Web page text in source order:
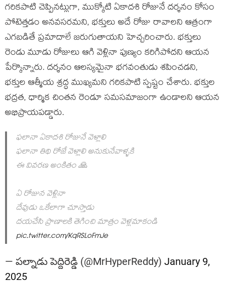
గరికపాటి చెప్పినట్లుగా, ముక్కోటి ఏకాదశి రోజునే దర్శనం కోసం
పోటెత్తడం అనవసరమని, భక్తులు అదే రోజు రావాలని ఆత్రంగా
ఎగబడితే ప్రమాదాలే జరుగుతాయని హెచ్చరించారు. భక్తులు
రెండు మూడు రోజులు ఆగి వెళ్లినా పుణ్యం కరిగిపోదని ఆయన
పేర్కొన్నారు. దర్శనం ఆలస్యమైనా భగవంతుడు శపించడని,
భక్తుల ఆత్మీయ శ్రద్ధ ముఖ్యమని గరికపాటి స్పష్టం చేశారు. భక్తుల
భద్రత, ధార్మిక చింతన రెండూ సమసమాజంగా ఉండాలని ఆయన
అభిప్రాయపడ్డారు.
ఫలానా ఏకాదశి రోజునే వెళ్లాలి
ఫలానా తిథి రోజే వెళ్లాలి అనుకునేవాళ్ళకి
ఈ వివరణ అంకితం 🙏
ఏ రోజున వెళ్లినా
దేవుడు ఒకేలాగా చూస్తాడు
దయచేసి ప్రాణాలకి తెగించి మాత్రం వెళ్లమాకండి
pic.twitter.com/KqRSLoFmJe
— పల్నాడు పెద్దిరెడ్డి (@MrHyperReddy) January 9,
2025